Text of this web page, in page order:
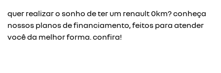
quer realizar o sonho de ter um renault 0km? conheça
nossos planos de financiamento, feitos para atender
você da melhor forma. confira!